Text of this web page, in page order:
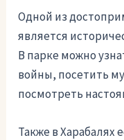
Одной из
является
В парке можно
войны, посетить
посмотреть
Также в Харабалях